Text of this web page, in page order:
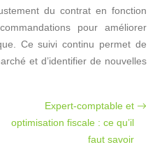
du contrat en fonction
pour améliorer
Ce suivi continu permet de
et d’identifier de nouvelles
Expert-comptable et
optimisation fiscale : ce qu’il
faut savoir